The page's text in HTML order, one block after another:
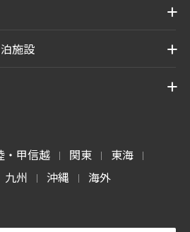
施設
・甲信越 | 関東 | 東海 |
九州 | 沖縄 | 海外